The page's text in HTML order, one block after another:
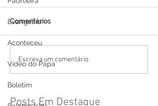
Evangelho
Aconteceu
Video do Papa
Boletim
Comentários
Escreva um comentário
Posts Em Destaque